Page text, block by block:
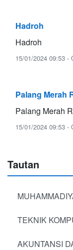
Hadroh
Hadroh
15/01/2024 09:53 -
Palang Merah
Palang Merah
15/01/2024 09:53 -
Tautan
TEKNIK
AKUNTANSI